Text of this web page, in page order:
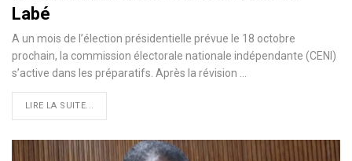
Labé
A un mois de l’élection présidentielle prévue le 18 octobre
prochain, la commission électorale nationale indépendante (CENI)
s’active dans les préparatifs. Après la révision
LIRE LA SUITE...